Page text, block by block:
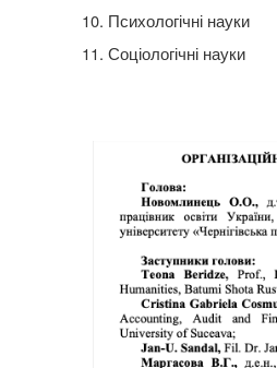
10. Психологічні науки
11. Соціологічні науки